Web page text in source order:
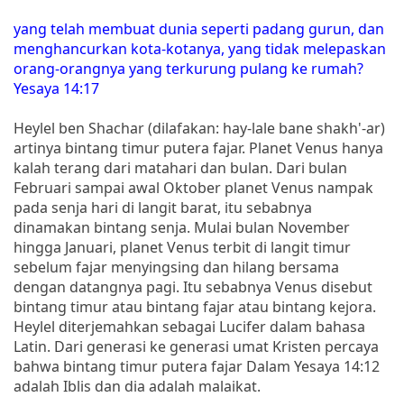
yang telah membuat dunia seperti padang gurun, dan
menghancurkan kota-kotanya, yang tidak melepaskan
orang-orangnya yang terkurung pulang ke rumah?
Yesaya 14:17
Heylel ben Shachar (dilafakan: hay-lale bane shakh'-ar)
artinya bintang timur putera fajar. Planet Venus hanya
kalah terang dari matahari dan bulan. Dari bulan
Februari sampai awal Oktober planet Venus nampak
pada senja hari di langit barat, itu sebabnya
dinamakan bintang senja. Mulai bulan November
hingga Januari, planet Venus terbit di langit timur
sebelum fajar menyingsing dan hilang bersama
dengan datangnya pagi. Itu sebabnya Venus disebut
bintang timur atau bintang fajar atau bintang kejora.
Heylel diterjemahkan sebagai Lucifer dalam bahasa
Latin. Dari generasi ke generasi umat Kristen percaya
bahwa bintang timur putera fajar Dalam Yesaya 14:12
adalah Iblis dan dia adalah malaikat.